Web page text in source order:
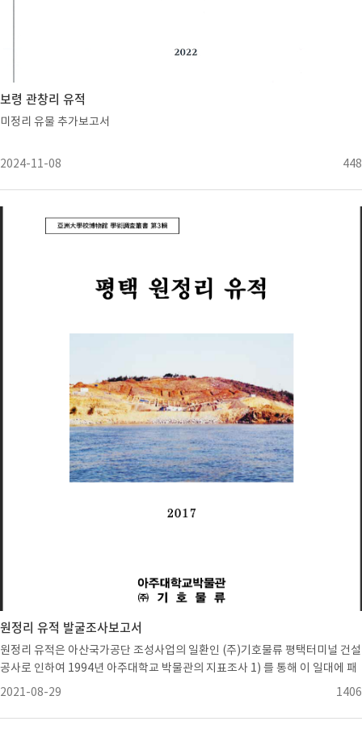
보령 관창리 유적
미정리 유물 추가보고서
2024-11-08 448
원정리 유적 발굴조사보고서
원정리 유적은 아산국가공단 조성사업의 일환인 (주)기호물류 평택터미널 건설
공사로 인하여 1994년 아주대학교 박물관의 지표조사 1) 를 통해 이 일대에 패
총유적이 존재하고 있음을 확인하게 되었다. 지표조사 당시에 유적의 성격과 층
걸쳐 형성된 패각층이 상당히 넓은 범위에 걸쳐 분포하고 있음을 확인할수 있었
2021-08-29 1406